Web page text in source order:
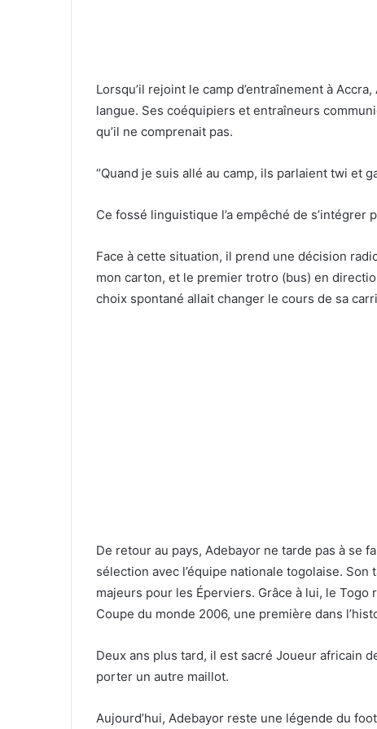
Lorsqu’il rejoint le camp d’entraînement à
langue. Ses coéquipiers et entraîneurs
qu’il ne comprenait pas.
“Quand je suis allé au camp, ils parlaient twi et
Ce fossé linguistique l’a empêché de
Face à cette situation, il prend une décision
mon carton, et le premier trotro (bus) en
choix spontané allait changer le cours de sa
De retour au pays, Adebayor ne tarde pas à se
sélection avec l’équipe nationale togolaise.
majeurs pour les Éperviers. Grâce à lui, le
Coupe du monde 2006, une première dans
Deux ans plus tard, il est sacré Joueur africain
porter un autre maillot.
Aujourd’hui, Adebayor reste une légende du